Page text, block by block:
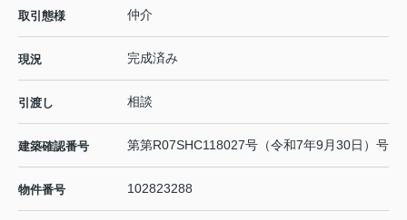
取引態様 仲介
現況 完成済み
引渡し 相談
建築確認番号 第第R07SHC118027号（令和7年9月30日）号
物件番号 102823288